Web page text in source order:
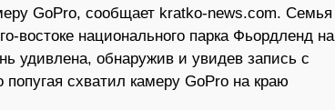
GoPro, сообщает kratko-news.com. Семья
востоке национального парка Фьордленд на
удивлена, обнаружив и увидев запись с
схватил камеру GoPro на краю